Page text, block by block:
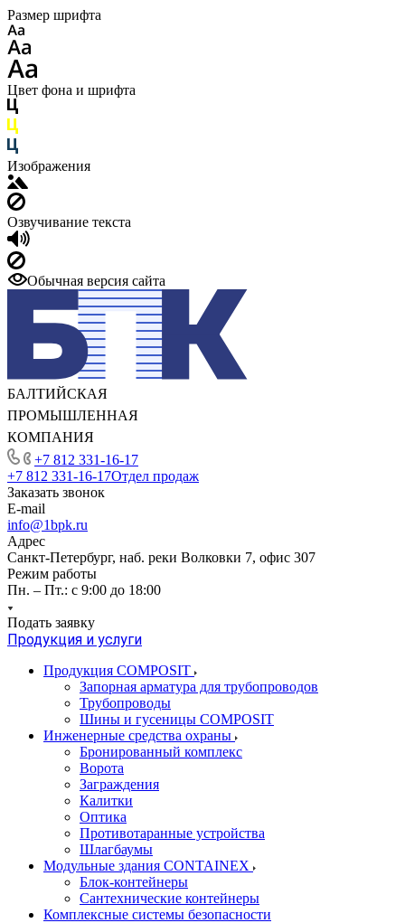
Размер шрифта
Цвет фона и шрифта
Изображения
Озвучивание текста
Обычная версия сайта
БАЛТИЙСКАЯ
ПРОМЫШЛЕННАЯ
КОМПАНИЯ
+7 812 331-16-17
+7 812 331-16-17Отдел продаж
Заказать звонок
E-mail
info@1bpk.ru
Адрес
Санкт-Петербург, наб. реки Волковки 7, офис 307
Режим работы
Пн. – Пт.: с 9:00 до 18:00
Подать заявку
Продукция и услуги
Продукция COMPOSIT
Запорная арматура для трубопроводов
Трубопроводы
Шины и гусеницы COMPOSIT
Инженерные средства охраны
Бронированный комплекс
Ворота
Заграждения
Калитки
Оптика
Противотаранные устройства
Шлагбаумы
Модульные здания CONTAINEX
Блок-контейнеры
Сантехнические контейнеры
Комплексные системы безопасности